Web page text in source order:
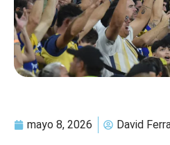
mayo 8, 2026 David